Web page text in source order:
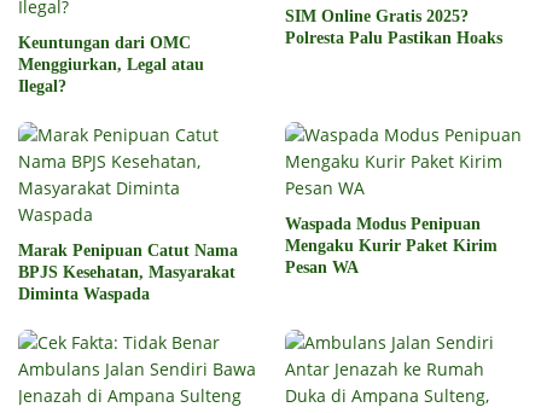
Keuntungan dari OMC
Menggiurkan, Legal atau
Ilegal?
SIM Online Gratis 2025?
Polresta Palu Pastikan Hoaks
Marak Penipuan Catut Nama
BPJS Kesehatan, Masyarakat
Diminta Waspada
Waspada Modus Penipuan
Mengaku Kurir Paket Kirim
Pesan WA